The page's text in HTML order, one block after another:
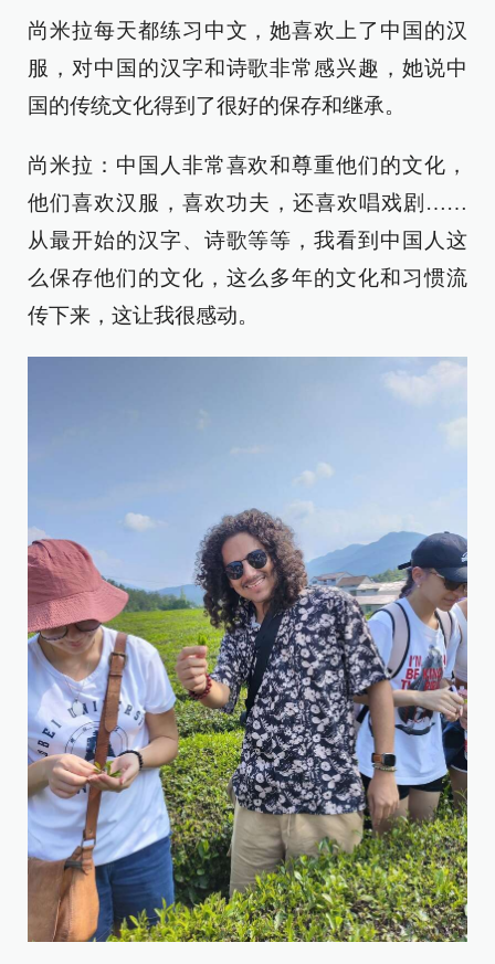
尚米拉每天都练习中文，她喜欢上了中国的汉
服，对中国的汉字和诗歌非常感兴趣，她说中
国的传统文化得到了很好的保存和继承。
尚米拉：中国人非常喜欢和尊重他们的文化，
他们喜欢汉服，喜欢功夫，还喜欢唱戏剧……
从最开始的汉字、诗歌等等，我看到中国人这
么保存他们的文化，这么多年的文化和习惯流
传下来，这让我很感动。